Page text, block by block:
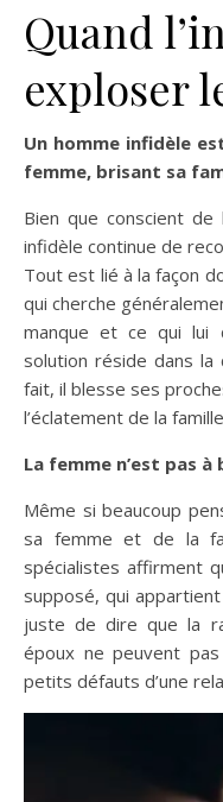
Quand
exploser
Un homme infidèle
femme, brisant sa
Bien que conscient de
infidèle continue de
Tout est lié à la façon
qui cherche
manque et ce qui lui
solution réside dans la
fait, il blesse ses
l’éclatement de la
La femme n’est pas
Même si beaucoup
sa femme et de la
spécialistes affirment
supposé, qui
juste de dire que la
époux ne peuvent
petits défauts d’une